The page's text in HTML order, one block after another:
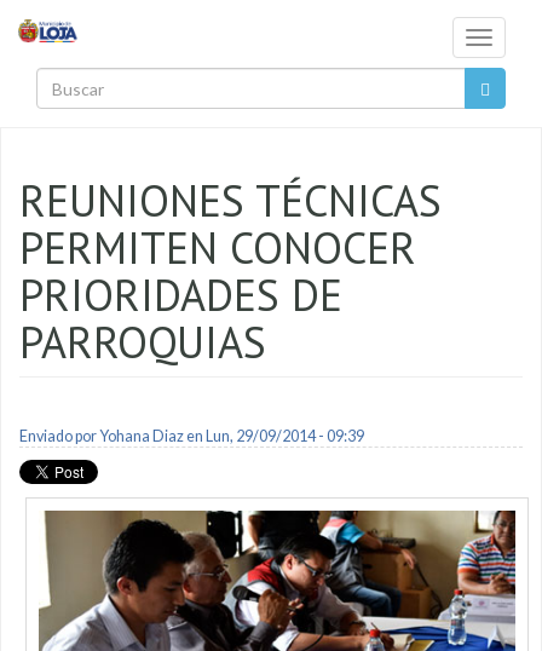
Toggle
REUNIONES TÉCNICAS
PERMITEN CONOCER
PRIORIDADES DE
PARROQUIAS
Enviado porYohana Diazen Lun, 29/09/2014 - 09:39